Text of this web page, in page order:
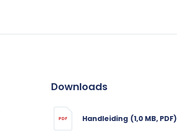
Downloads
PDF Handleiding (1,0 MB, PDF)